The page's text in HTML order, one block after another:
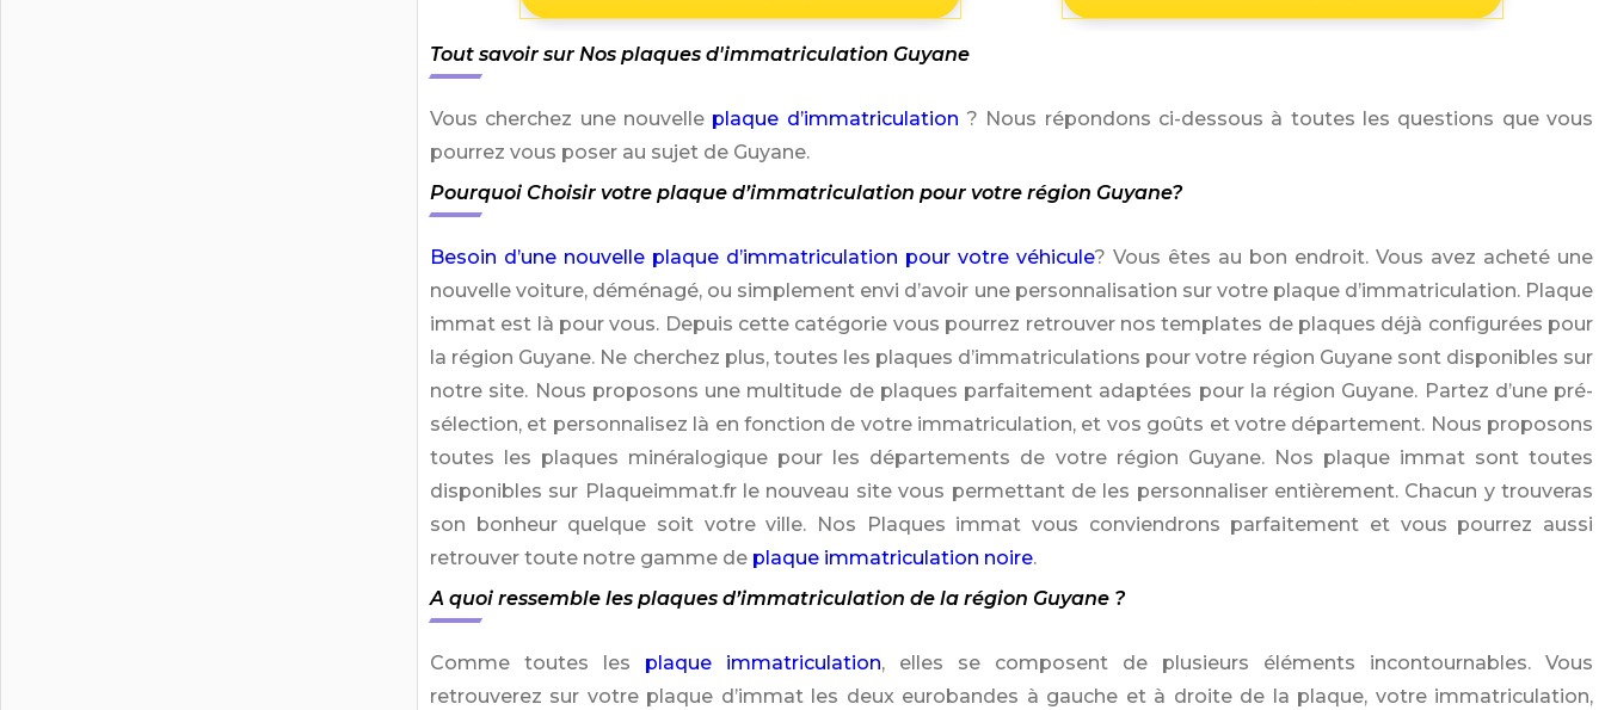
Tout savoir sur Nos plaques d'immatriculation Guyane
Vous cherchez une nouvelle plaque d’immatriculation ? Nous répondons ci-dessous à toutes les questions que vous
pourrez vous poser au sujet de Guyane.
Pourquoi Choisir votre plaque d’immatriculation pour votre région Guyane?
Besoin d’une nouvelle plaque d’immatriculation pour votre véhicule? Vous êtes au bon endroit. Vous avez acheté une
nouvelle voiture, déménagé, ou simplement envi d’avoir une personnalisation sur votre plaque d’immatriculation. Plaque
immat est là pour vous. Depuis cette catégorie vous pourrez retrouver nos templates de plaques déjà configurées pour
la région Guyane. Ne cherchez plus, toutes les plaques d’immatriculations pour votre région Guyane sont disponibles sur
notre site. Nous proposons une multitude de plaques parfaitement adaptées pour la région Guyane. Partez d’une pré-
sélection, et personnalisez là en fonction de votre immatriculation, et vos goûts et votre département. Nous proposons
toutes les plaques minéralogique pour les départements de votre région Guyane. Nos plaque immat sont toutes
disponibles sur Plaqueimmat.fr le nouveau site vous permettant de les personnaliser entièrement. Chacun y trouveras
son bonheur quelque soit votre ville. Nos Plaques immat vous conviendrons parfaitement et vous pourrez aussi
retrouver toute notre gamme de plaque immatriculation noire.
A quoi ressemble les plaques d’immatriculation de la région Guyane ?
Comme toutes les plaque immatriculation, elles se composent de plusieurs éléments incontournables. Vous
retrouverez sur votre plaque d’immat les deux eurobandes à gauche et à droite de la plaque, votre immatriculation,